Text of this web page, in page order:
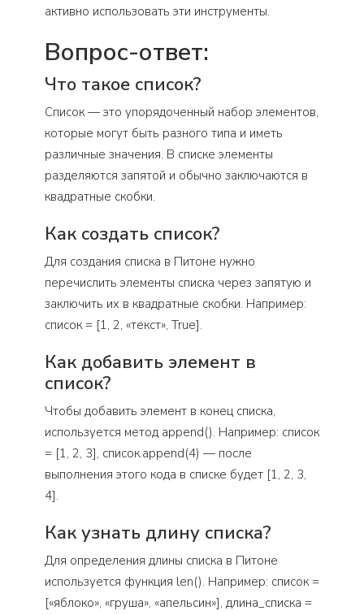
активно использовать эти инструменты.
Вопрос-ответ:
Что такое список?
Список — это упорядоченный набор элементов,
которые могут быть разного типа и иметь
различные значения. В списке элементы
разделяются запятой и обычно заключаются в
квадратные скобки.
Как создать список?
Для создания списка в Питоне нужно
перечислить элементы списка через запятую и
заключить их в квадратные скобки. Например:
список = [1, 2, «текст», True].
Как добавить элемент в
список?
Чтобы добавить элемент в конец списка,
используется метод append(). Например: список
= [1, 2, 3], список.append(4) — после
выполнения этого кода в списке будет [1, 2, 3,
4].
Как узнать длину списка?
Для определения длины списка в Питоне
используется функция len(). Например: список =
[«яблоко», «груша», «апельсин»], длина_списка =